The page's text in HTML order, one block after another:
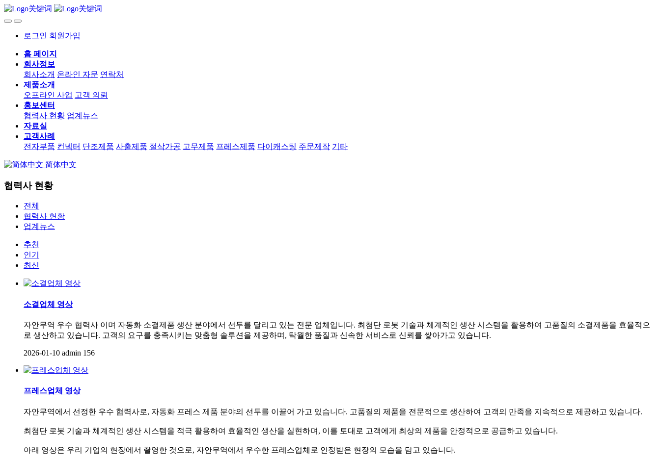
로그인 회원가입
홈 페이지
회사정보
회사소개 온라인 자문 연락처
제품소개
오프라인 사업 고객 의뢰
홍보센터
협력사 현황 업계뉴스
자료실
고객사례
전자부품 컨넥터 단조제품 사출제품 절삭가공 고무제품 프레스제품 다이캐스팅 주문제작 기타
简体中文
협력사 현황
전체
협력사 현황
업계뉴스
추천
인기
최신
소결업체 영상
자안무역 우수 협력사 이며 자동화 소결제품 생산 분야에서 선두를 달리고 있는 전문 업체입니다. 최첨단 로봇 기술과 체계적인 생산 시스템을 활용하여 고품질의 소결제품을 효율적으
로 생산하고 있습니다. 고객의 요구를 충족시키는 맞춤형 솔루션을 제공하며, 탁월한 품질과 신속한 서비스로 신뢰를 쌓아가고 있습니다.
2026-01-10 admin 156
프레스업체 영상
자안무역에서 선정한 우수 협력사로, 자동화 프레스 제품 분야의 선두를 이끌어 가고 있습니다. 고품질의 제품을 전문적으로 생산하여 고객의 만족을 지속적으로 제공하고 있습니다.
최첨단 로봇 기술과 체계적인 생산 시스템을 적극 활용하여 효율적인 생산을 실현하며, 이를 토대로 고객에게 최상의 제품을 안정적으로 공급하고 있습니다.
아래 영상은 우리 기업의 현장에서 촬영한 것으로, 자안무역에서 우수한 프레스업체로 인정받은 현장의 모습을 담고 있습니다.